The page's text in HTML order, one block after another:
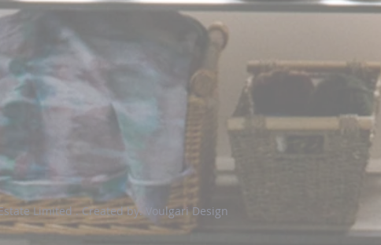
Limited .Created by: Voulgari Design